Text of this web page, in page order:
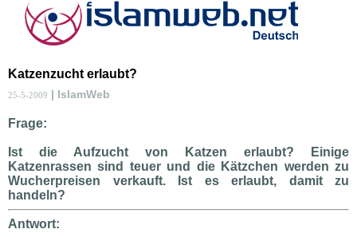
Katzenzucht erlaubt?
25-5-2009 | IslamWeb
Frage:
Ist die Aufzucht von Katzen erlaubt? Einige
Katzenrassen sind teuer und die Kätzchen werden zu
Wucherpreisen verkauft. Ist es erlaubt, damit zu
handeln?
Antwort: